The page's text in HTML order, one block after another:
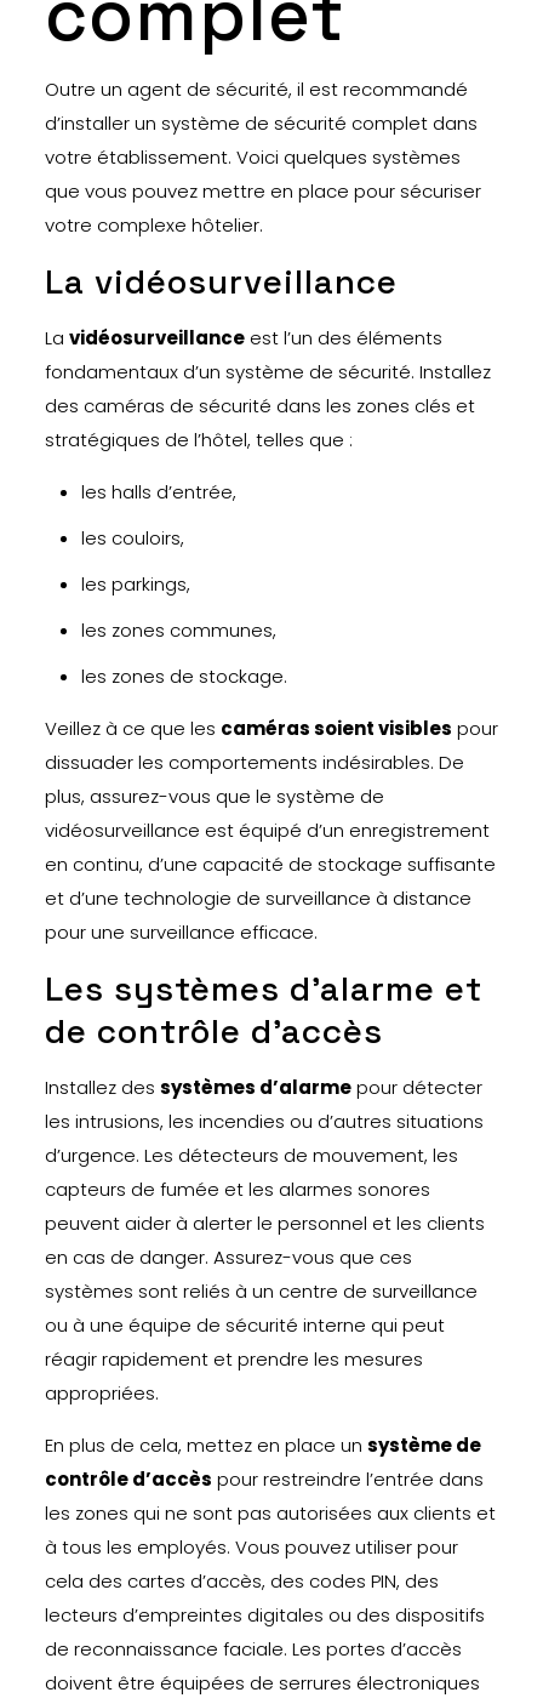
Outre un agent de sécurité, il est recommandé
d’installer un système de sécurité complet dans
votre établissement. Voici quelques systèmes
que vous pouvez mettre en place pour sécuriser
votre complexe hôtelier.
La vidéosurveillance
La vidéosurveillanceest l’un des éléments
fondamentaux d’un système de sécurité. Installez
des caméras de sécurité dans les zones clés et
stratégiques de l’hôtel, telles que :
les halls d’entrée,
les couloirs,
les parkings,
les zones communes,
les zones de stockage.
Veillez à ce que les caméras soient visibles pour
dissuader les comportements indésirables. De
plus, assurez-vous que le système de
vidéosurveillance est équipé d’un enregistrement
en continu, d’une capacité de stockage suffisante
et d’une technologie de surveillance à distance
pour une surveillance efficace.
Les systèmes d’alarme et
de contrôle d’accès
Installez des systèmes d’alarmepour détecter
les intrusions, les incendies ou d’autres situations
d’urgence. Les détecteurs de mouvement, les
capteurs de fumée et les alarmes sonores
peuvent aider à alerter le personnel et les clients
en cas de danger. Assurez-vous que ces
systèmes sont reliés à un centre de surveillance
ou à une équipe de sécurité interne qui peut
réagir rapidement et prendre les mesures
appropriées.
En plus de cela, mettez en place un système de
contrôle d’accès pour restreindre l’entrée dans
les zones qui ne sont pas autorisées aux clients et
à tous les employés. Vous pouvez utiliser pour
cela des cartes d’accès, des codes PIN, des
lecteurs d’empreintes digitales ou des dispositifs
de reconnaissance faciale. Les portes d’accès
doivent être équipées de serrures électroniques